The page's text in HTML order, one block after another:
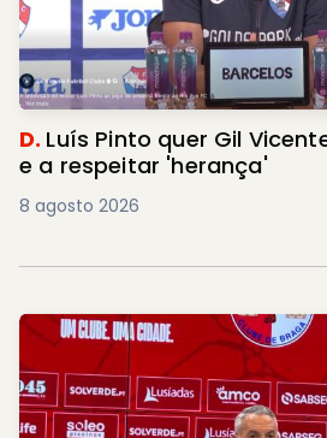
D. Luís Pinto quer Gil
e a respeitar 'herança'
8 agosto 2026